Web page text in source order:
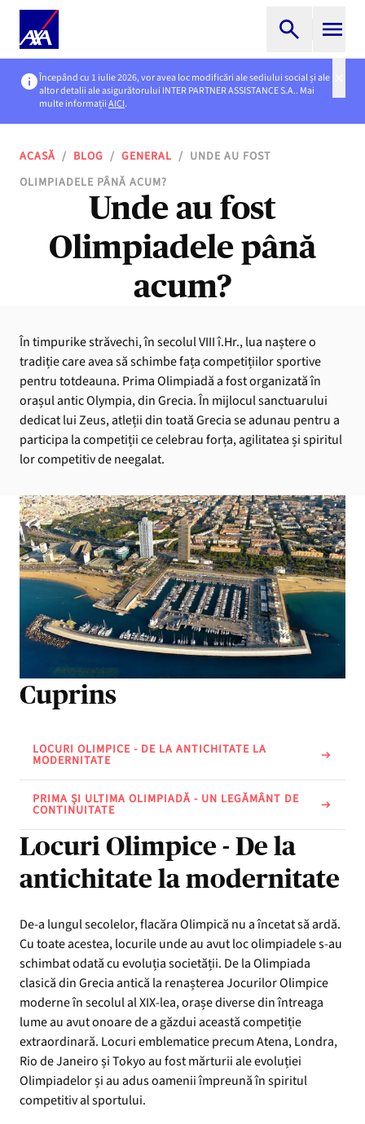
Începând cu 1 iulie 2026, vor avea loc modificări ale sediului social și ale
altor detalii ale asigurătorului INTER PARTNER ASSISTANCE S.A.. Mai
multe informațiiAICI.
ACASĂ / BLOG / GENERAL / UNDE AU FOST
OLIMPIADELE PÂNĂ ACUM?
Unde au fost
Olimpiadele până
acum?
În timpurike străvechi, în secolul VIII î.Hr., lua naștere o
tradiție care avea să schimbe fața competițiilor sportive
pentru totdeauna. Prima Olimpiadă a fost organizată în
orașul antic Olympia, din Grecia. În mijlocul sanctuarului
dedicat lui Zeus, atleții din toată Grecia se adunau pentru a
participa la competiții ce celebrau forța, agilitatea și spiritul
lor competitiv de neegalat.
Cuprins
LOCURI OLIMPICE - DE LA ANTICHITATE LA
MODERNITATE
PRIMA ȘI ULTIMA OLIMPIADĂ - UN LEGĂMÂNT DE
CONTINUITATE
Locuri Olimpice - De la
antichitate la modernitate
De-a lungul secolelor, flacăra Olimpică nu a încetat să ardă.
Cu toate acestea, locurile unde au avut loc olimpiadele s-au
schimbat odată cu evoluția societății. De la Olimpiada
clasică din Grecia antică la renașterea Jocurilor Olimpice
moderne în secolul al XIX-lea, orașe diverse din întreaga
lume au avut onoare de a găzdui această competiție
extraordinară. Locuri emblematice precum Atena, Londra,
Rio de Janeiro și Tokyo au fost mărturii ale evoluției
Olimpiadelor și au adus oamenii împreună în spiritul
competitiv al sportului.